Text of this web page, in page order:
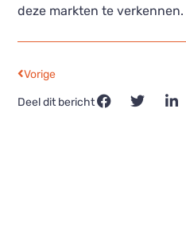
deze markten te verkennen.
Vorige
Deel dit bericht